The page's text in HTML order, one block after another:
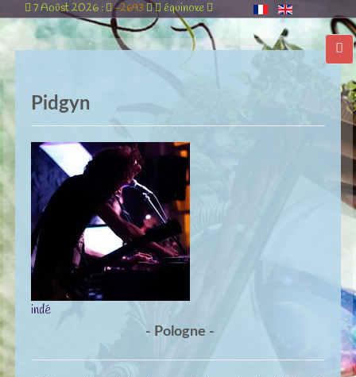
7 Aoûst 2026 : -2693 équinoxe
Pidgyn
indé
- Pologne -